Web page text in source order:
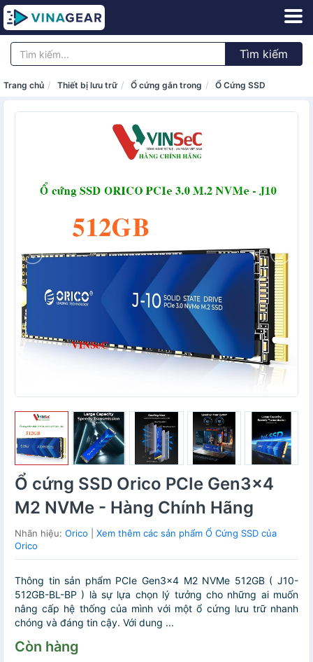
Tìm kiếm
Trang chủ Thiết bị lưu trữ Ổ cứng gắn trong Ổ Cứng SSD
Ổ cứng SSD Orico PCIe Gen3x4
M2 NVMe - Hàng Chính Hãng
Nhãn hiệu: Orico
Xem thêm các sản phẩm Ổ Cứng SSD của
Orico
Thông tin sản phẩm PCIe Gen3x4 M2 NVMe 512GB ( J10-
512GB-BL-BP ) là sự lựa chọn lý tưởng cho những ai muốn
nâng cấp hệ thống của mình với một ổ cứng lưu trữ nhanh
chóng và đáng tin cậy. Với dung ...
Còn hàng